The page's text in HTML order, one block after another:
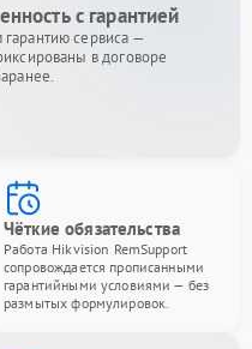
с гарантией
сервиса —
в договоре
Чёткие обязательства
Работа Hikvision RemSupport
сопровождается прописанными
гарантийными условиями — без
размытых формулировок.